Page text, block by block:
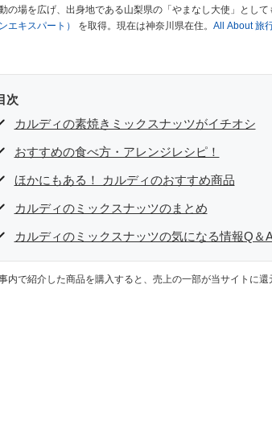
の場を広げ、出身地である山梨県の「やまなし大使」とし
エキスパート）
を取得。現在は神奈川県在住。 All About 旅
次
カルディの素焼きミックスナッツがイチオシ
おすすめの食べ方・アレンジレシピ！
ほかにもある！ カルディのおすすめ商品
カルディのミックスナッツのまとめ
カルディのミックスナッツの気になる情報Q＆
内で紹介した商品を購入すると、売上の一部が当サイトに還